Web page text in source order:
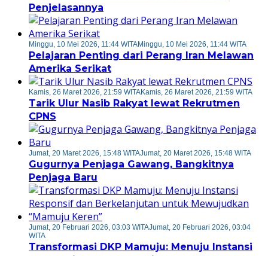
Penjelasannya
Minggu, 10 Mei 2026, 11:44 WITAMinggu, 10 Mei 2026, 11:44 WITA
Pelajaran Penting dari Perang Iran Melawan
Amerika Serikat
Kamis, 26 Maret 2026, 21:59 WITAKamis, 26 Maret 2026, 21:59 WITA
Tarik Ulur Nasib Rakyat lewat Rekrutmen
CPNS
Jumat, 20 Maret 2026, 15:48 WITAJumat, 20 Maret 2026, 15:48 WITA
Gugurnya Penjaga Gawang, Bangkitnya
Penjaga Baru
Jumat, 20 Februari 2026, 03:03 WITAJumat, 20 Februari 2026, 03:04
WITA
Transformasi DKP Mamuju: Menuju Instansi